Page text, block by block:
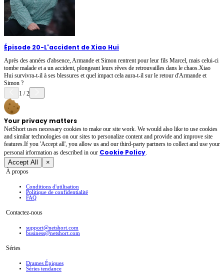
Épisode 20-L'accident de Xiao Hui
Après des années d'absence, Armande et Simon rentrent pour leur fils Marcel, mais celui-ci
tombe malade et a un accident, plongeant leurs rêves de retrouvailles dans le chaos.Xiao
Hui survivra-t-il à ses blessures et quel impact cela aura-t-il sur le retour d'Armande et
Simon ?
1 /2
Your privacy matters
NetShort uses necessary cookies to make our site work. We would also like to use cookies
and similar technologies on our sites to personalize content and provide and improve site
features.If you 'Accept all', you allow us and our third-party partners to collect and use your
personal irformation as described in our Cookie Policy.
Accept All ×
À propos
Conditions d'utilisation
Politique de confidentialité
FAQ
Contactez-nous
support@netshort.com
business@netshort.com
Séries
Drames Épiques
Séries tendance